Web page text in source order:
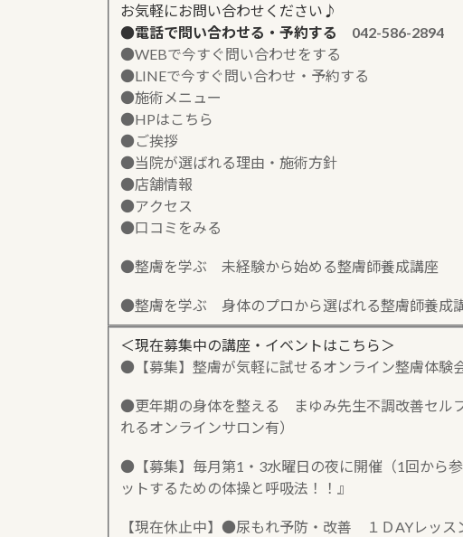
お気軽にお問い合わせください♪
●電話で問い合わせる・予約する 042-586-2894
●WEBで今すぐ問い合わせをする
●LINEで今すぐ問い合わせ・予約する
●施術メニュー
●HPはこちら
●ご挨拶
●当院が選ばれる理由・施術方針
●店舗情報
●アクセス
●口コミをみる
●整膚を学ぶ 未経験から始める整膚師養成講座
●整膚を学ぶ 身体のプロから選ばれる整膚師養成
＜現在募集中の講座・イベントはこちら＞
●【募集】整膚が気軽に試せるオンライン整膚体験
●更年期の身体を整える まゆみ先生不調改善セル
れるオンラインサロン有）
●【募集】毎月第1・3水曜日の夜に開催（1回から
ットするための体操と呼吸法！！』
【現在休止中】●尿もれ予防・改善 １ＤAYレッス